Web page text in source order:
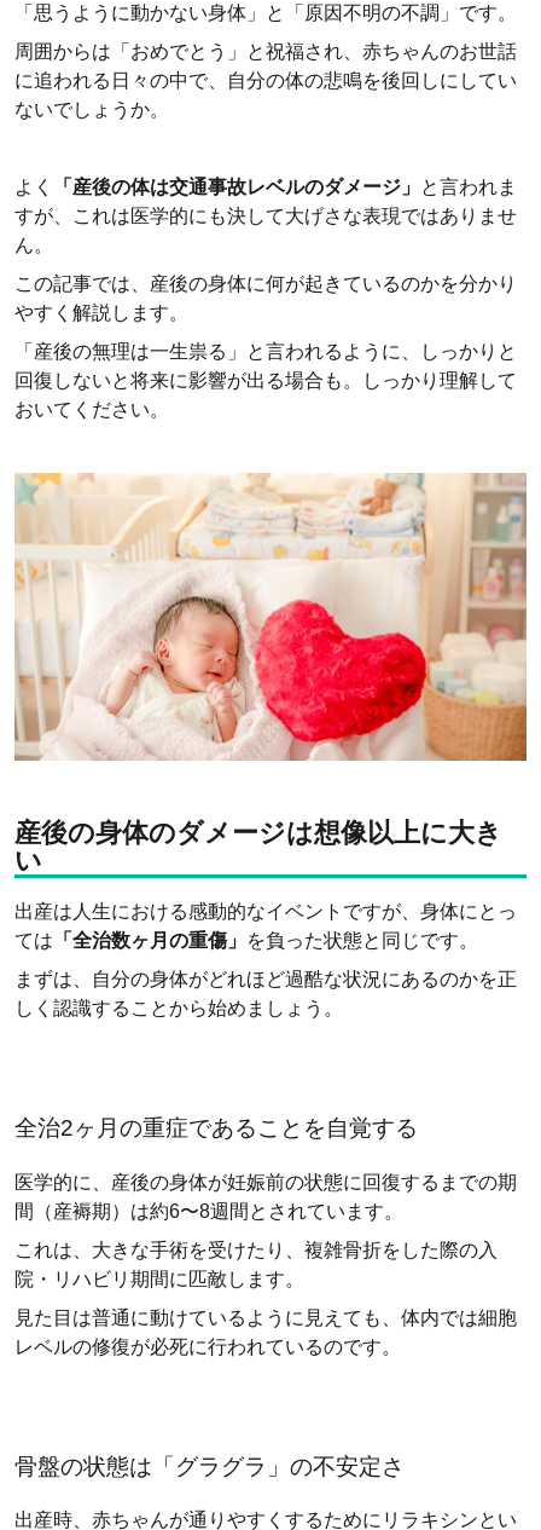
「思うように動かない身体」と「原因不明の不調」です。
周囲からは「おめでとう」と祝福され、赤ちゃんのお世話
に追われる日々の中で、自分の体の悲鳴を後回しにしてい
ないでしょうか。
よく 「産後の体は交通事故レベルのダメージ」 と言われま
すが、これは医学的にも決して大げさな表現ではありませ
ん。
この記事では、産後の身体に何が起きているのかを分かり
やすく解説します。
「産後の無理は一生祟る」と言われるように、しっかりと
回復しないと将来に影響が出る場合も。しっかり理解して
おいてください。
産後の身体のダメージは想像以上に大き
い
出産は人生における感動的なイベントですが、身体にとっ
ては 「全治数ヶ月の重傷」 を負った状態と同じです。
まずは、自分の身体がどれほど過酷な状況にあるのかを正
しく認識することから始めましょう。
全治2ヶ月の重症であることを自覚する
医学的に、産後の身体が妊娠前の状態に回復するまでの期
間（産褥期）は約6〜8週間とされています。
これは、大きな手術を受けたり、複雑骨折をした際の入
院・リハビリ期間に匹敵します。
見た目は普通に動けているように見えても、体内では細胞
レベルの修復が必死に行われているのです。
骨盤の状態は「グラグラ」の不安定さ
出産時、赤ちゃんが通りやすくするためにリラキシンとい